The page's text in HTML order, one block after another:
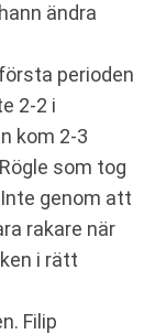
ändra
perioden
2-2 i
kom 2-3
som tog
genom att
rakare när
i rätt
Filip